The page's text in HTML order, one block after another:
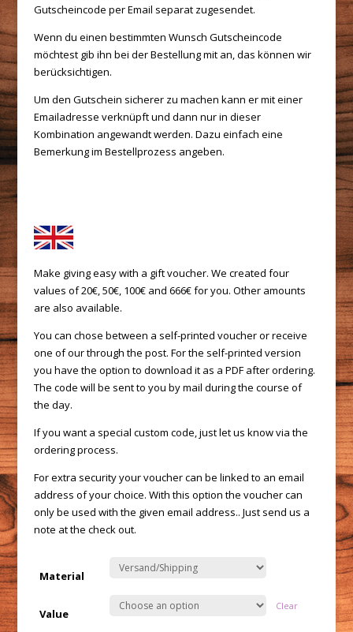
Gutscheincode per Email separat zugesendet.
Wenn du einen bestimmten Wunsch Gutscheincode
möchtest gib ihn bei der Bestellung mit an, das können wir
berücksichtigen.
Um den Gutschein sicherer zu machen kann er mit einer
Emailadresse verknüpft und dann nur in dieser
Kombination angewandt werden. Dazu einfach eine
Bemerkung im Bestellprozess angeben.
Make giving easy with a gift voucher. We created four
values of 20€, 50€, 100€ and 666€ for you. Other amounts
are also available.
You can chose between a self-printed voucher or receive
one of our through the post. For the self-printed version
you have the option to download it as a PDF after ordering.
The code will be sent to you by mail during the course of
the day.
If you want a special custom code, just let us know via the
ordering process.
For extra security your voucher can be linked to an email
address of your choice. With this option the voucher can
only be used with the given email address.. Just send us a
note at the check out.
Material
Value
Clear